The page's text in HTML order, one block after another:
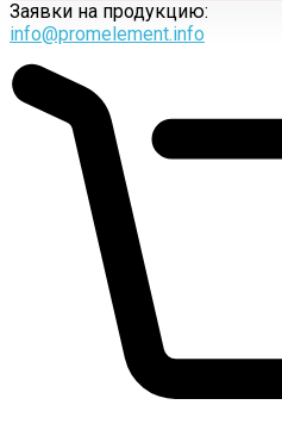
Заявки на продукцию:
info@promelement.info